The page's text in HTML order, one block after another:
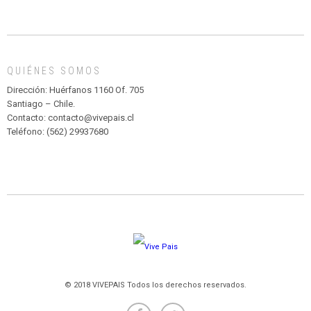
MADAGASCAR
PARQUE
HURATDO
QUIÉNES SOMOS
Dirección: Huérfanos 1160 Of. 705
Santiago – Chile.
Contacto: contacto@vivepais.cl
Teléfono: (562) 29937680
© 2018 VIVEPAIS Todos los derechos reservados.